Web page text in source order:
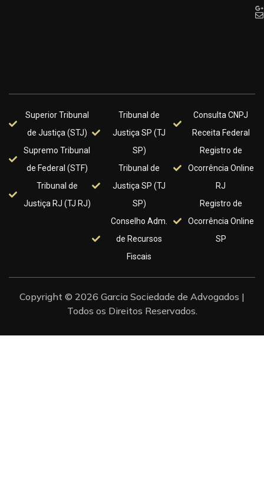
Superior Tribunal
de Justiça (STJ)
Supremo Tribunal
de Federal (STF)
Tribunal de
Justiça RJ (TJ RJ)
Tribunal de
Justiça SP (TJ
SP)
Tribunal de
Justiça SP (TJ
SP)
Conselho Adm.
de Recursos
Fiscais
Consulta CNPJ
Receita Federal
Registro de
Ocorrência Online
RJ
Registro de
Ocorrência Online
SP
Copyright © 2026 Garcia Sociedade de Advogados |
Todos os Direitos Reservados.